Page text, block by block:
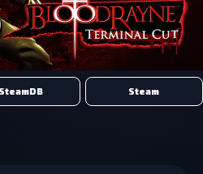
SteamDB Steam